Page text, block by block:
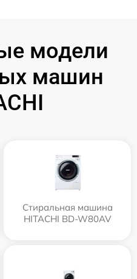
модели
машин
Стиральная машина
HITACHI BD-W80AV